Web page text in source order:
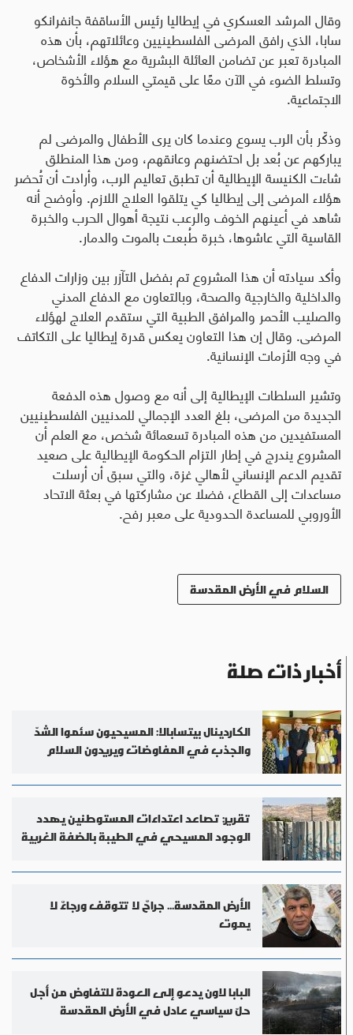
وقال المرشد العسكري في إيطاليا رئيس الأساقفة جانفرانكو
سابا، الذي رافق المرضى الفلسطينيين وعائلاتهم، بأن هذه
المبادرة تعبر عن تضامن العائلة البشرية مع هؤلاء الأشخاص،
وتسلط الضوء في الآن معًا على قيمتي السلام والأخوة
الاجتماعية.
وذكّر بأن الرب يسوع وعندما كان يرى الأطفال والمرضى لم
يباركهم عن بُعد بل احتضنهم وعانقهم، ومن هذا المنطلق
شاءت الكنيسة الإيطالية أن تطبق تعاليم الرب، وأرادت أن تُحضر
هؤلاء المرضى إلى إيطاليا كي يتلقوا العلاج اللازم. وأوضح أنه
شاهد في أعينهم الخوف والرعب نتيجة أهوال الحرب والخبرة
القاسية التي عاشوها، خبرة طُبعت بالموت والدمار.
وأكد سيادته أن هذا المشروع تم بفضل التآزر بين وزارات الدفاع
والداخلية والخارجية والصحة، وبالتعاون مع الدفاع المدني
والصليب الأحمر والمرافق الطبية التي ستقدم العلاج لهؤلاء
المرضى. وقال إن هذا التعاون يعكس قدرة إيطاليا على التكاتف
في وجه الأزمات الإنسانية.
وتشير السلطات الإيطالية إلى أنه مع وصول هذه الدفعة
الجديدة من المرضى، بلغ العدد الإجمالي للمدنيين الفلسطينيين
المستفيدين من هذه المبادرة تسعمائة شخص، مع العلم أن
المشروع يندرج في إطار التزام الحكومة الإيطالية على صعيد
تقديم الدعم الإنساني لأهالي غزة، والتي سبق أن أرسلت
مساعدات إلى القطاع، فضلا عن مشاركتها في بعثة الاتحاد
الأوروبي للمساعدة الحدودية على معبر رفح.
السلام في الأرض المقدسة
أخبار ذات صلة
الكاردينال بيتسابالا: المسيحيون سئموا الشدّ
والجذب في المفاوضات ويريدون السلام
تقرير: تصاعد اعتداءات المستوطنين يهدد
الوجود المسيحي في الطيبة بالضفة الغربية
الأرض المقدسة... جراحٌ لا تتوقف ورجاءٌ لا
يموت
البابا لاون يدعو إلى العودة للتفاوض من أجل
حلّ سياسي عادل في الأرض المقدسة